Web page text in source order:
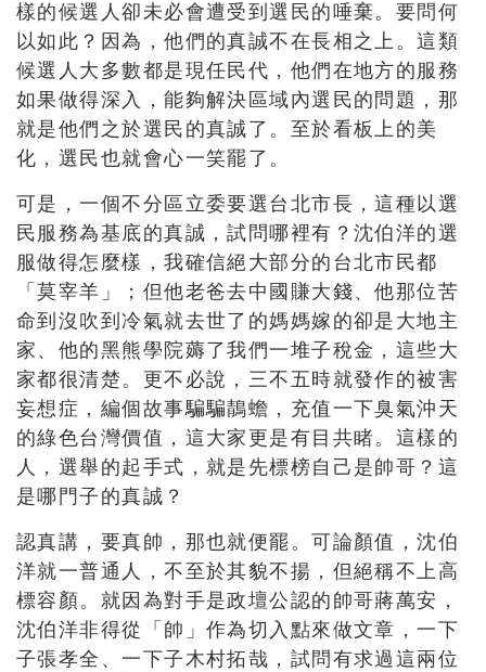
樣的候選人卻未必會遭受到選民的唾棄。要問何
以如此？因為，他們的真誠不在長相之上。這類
候選人大多數都是現任民代，他們在地方的服務
如果做得深入，能夠解決區域內選民的問題，那
就是他們之於選民的真誠了。至於看板上的美
化，選民也就會心一笑罷了。
可是，一個不分區立委要選台北市長，這種以選
民服務為基底的真誠，試問哪裡有？沈伯洋的選
服做得怎麼樣，我確信絕大部分的台北市民都
「莫宰羊」；但他老爸去中國賺大錢、他那位苦
命到沒吹到冷氣就去世了的媽媽嫁的卻是大地主
家、他的黑熊學院薅了我們一堆子稅金，這些大
家都很清楚。更不必說，三不五時就發作的被害
妄想症，編個故事騙騙鶄蟾，充值一下臭氣沖天
的綠色台灣價值，這大家更是有目共睹。這樣的
人，選舉的起手式，就是先標榜自己是帥哥？這
是哪門子的真誠？
認真講，要真帥，那也就便罷。可論顏值，沈伯
洋就一普通人，不至於其貌不揚，但絕稱不上高
標容顏。就因為對手是政壇公認的帥哥蔣萬安，
沈伯洋非得從「帥」作為切入點來做文章，一下
子張孝全、一下子木村拓哉，試問有求過這兩位